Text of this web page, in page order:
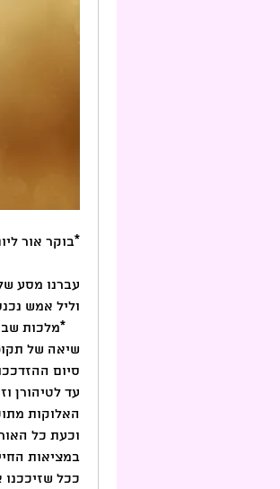
*בוקר אור ליום חמישי, ו
עברנו מסע של 49 ימים של ספירת
וליל אמש
שיאה של
סיום
האלוקות
במציאות
ככל